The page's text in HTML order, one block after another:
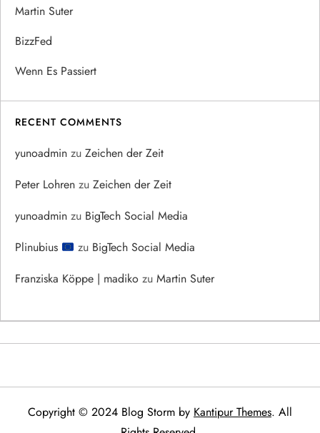
Martin Suter
BizzFed
Wenn Es Passiert
RECENT COMMENTS
yunoadmin zu Zeichen der Zeit
Peter Lohren zu Zeichen der Zeit
yunoadmin zu BigTech Social Media
Plinubius
zu BigTech Social Media
Franziska Köppe | madiko zu Martin Suter
Copyright © 2024 Blog Storm by Kantipur Themes. All